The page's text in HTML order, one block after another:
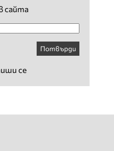
сайта
Потвърди
се